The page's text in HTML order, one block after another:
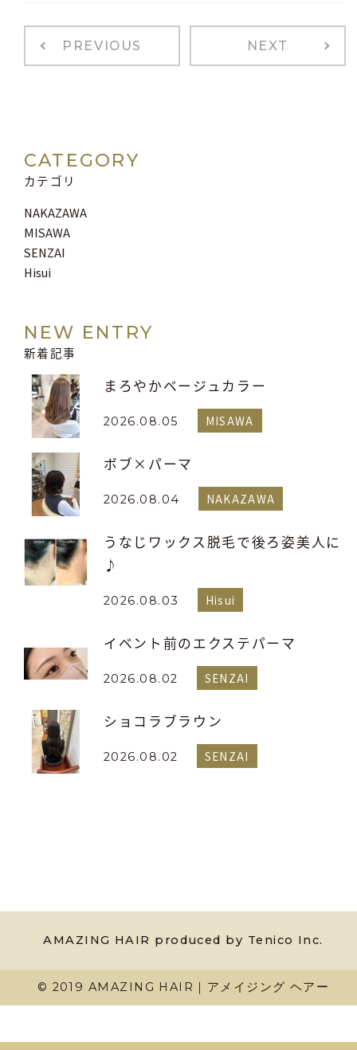
PREVIOUS NEXT
CATEGORY
カテゴリ
NAKAZAWA
MISAWA
SENZAI
Hisui
NEW ENTRY
新着記事
まろやかベージュカラー
2026.08.05 MISAWA
ボブ×パーマ
2026.08.04 NAKAZAWA
うなじワックス脱毛で後ろ姿美人に
♪
2026.08.03 Hisui
イベント前のエクステパーマ
2026.08.02 SENZAI
ショコラブラウン
2026.08.02 SENZAI
AMAZING HAIR produced by Tenico Inc.
© 2019 AMAZING HAIR｜アメイジング ヘアー